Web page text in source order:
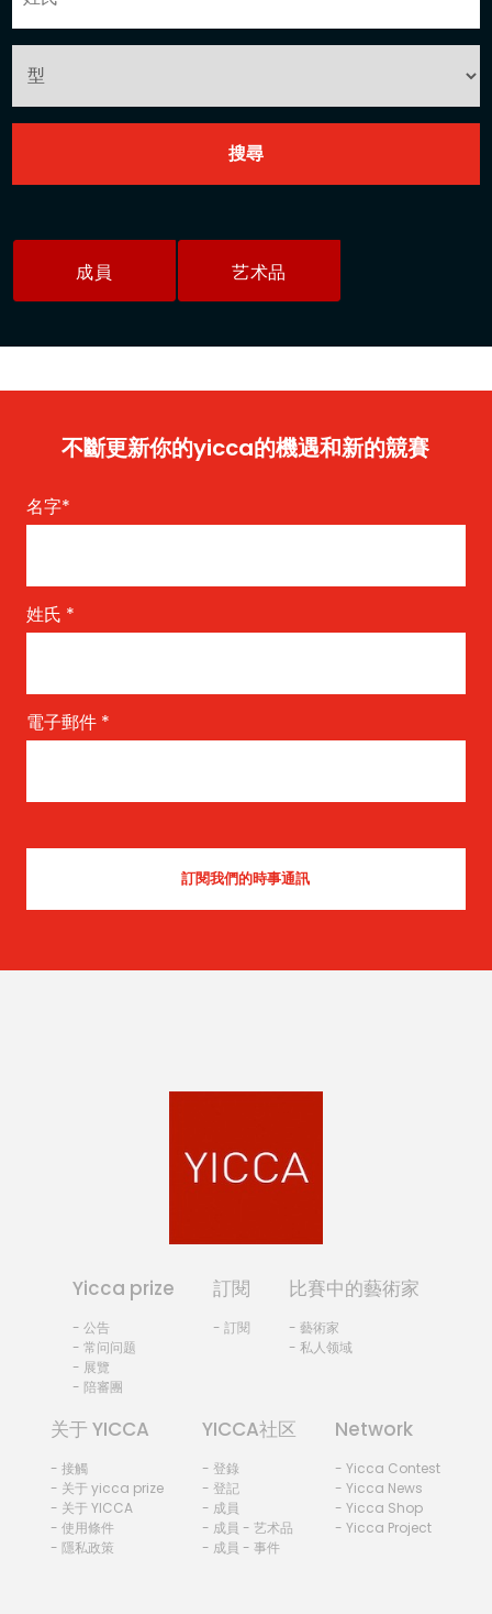
成員 艺术品
不斷更新你的yicca的機遇和新的競賽
名字*
姓氏 *
電子郵件 *
Yicca prize
- 公告
- 常问问题
- 展覽
- 陪審團
訂閱
- 訂閱
比賽中的藝術家
- 藝術家
- 私人领域
关于 YICCA
- 接觸
- 关于 yicca prize
- 关于 YICCA
- 使用條件
- 隱私政策
YICCA社区
- 登錄
- 登記
- 成員
- 成員 - 艺术品
- 成員 - 事件
Network
- Yicca Contest
- Yicca News
- Yicca Shop
- Yicca Project